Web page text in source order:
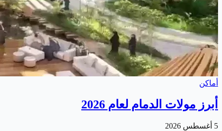
أماكن
أبرز مولات الدمام لعام 2026
5 أغسطس 2026